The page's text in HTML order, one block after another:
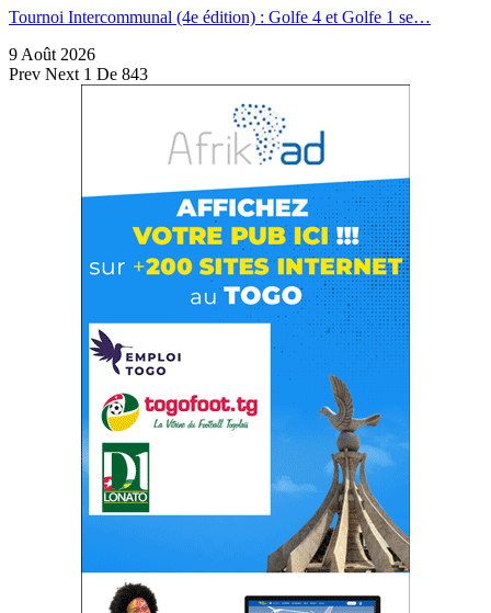
Tournoi Intercommunal (4e édition) : Golfe 4 et Golfe 1 se…
9 Août 2026
Prev Next 1 De 843